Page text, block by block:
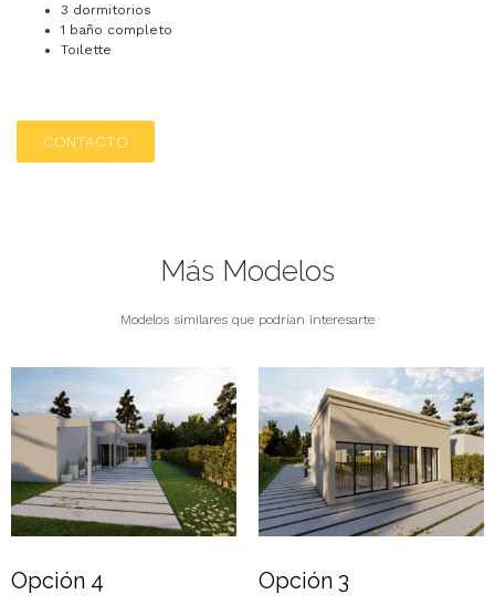
3 dormitorios
1 baño completo
Toilette
CONTACTO
Más Modelos
Modelos similares que podrían interesarte
Opción 4 Opción 3